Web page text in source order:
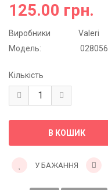
125.00 грн.
Виробники
Valeri
Модель:
028056
Кількість
У БАЖАННЯ